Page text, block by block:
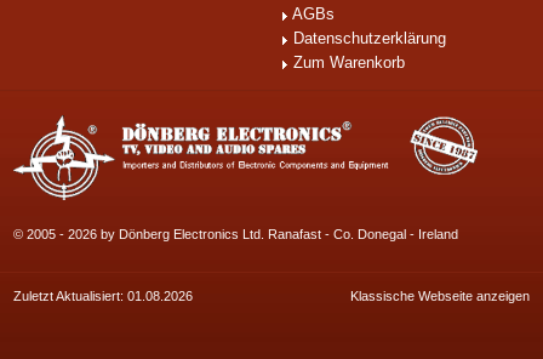
AGBs
Datenschutzerklärung
Zum Warenkorb
© 2005 - 2026 by Dönberg Electronics Ltd. Ranafast - Co. Donegal - Ireland
Zuletzt Aktualisiert: 01.08.2026 Klassische Webseite anzeigen